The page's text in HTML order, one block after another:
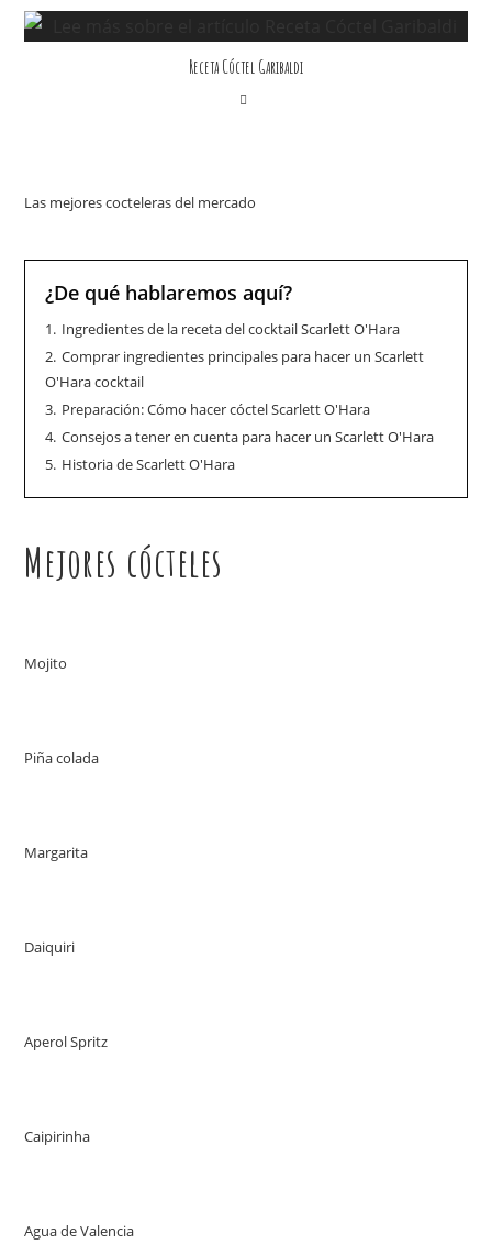
Receta Cóctel Garibaldi
Las mejores cocteleras del mercado
¿De qué hablaremos aquí?
1. Ingredientes de la receta del cocktail Scarlett O'Hara
2. Comprar ingredientes principales para hacer un Scarlett
O'Hara cocktail
3. Preparación: Cómo hacer cóctel Scarlett O'Hara
4. Consejos a tener en cuenta para hacer un Scarlett O'Hara
5. Historia de Scarlett O'Hara
Mejores cócteles
Mojito
Piña colada
Margarita
Daiquiri
Aperol Spritz
Caipirinha
Agua de Valencia